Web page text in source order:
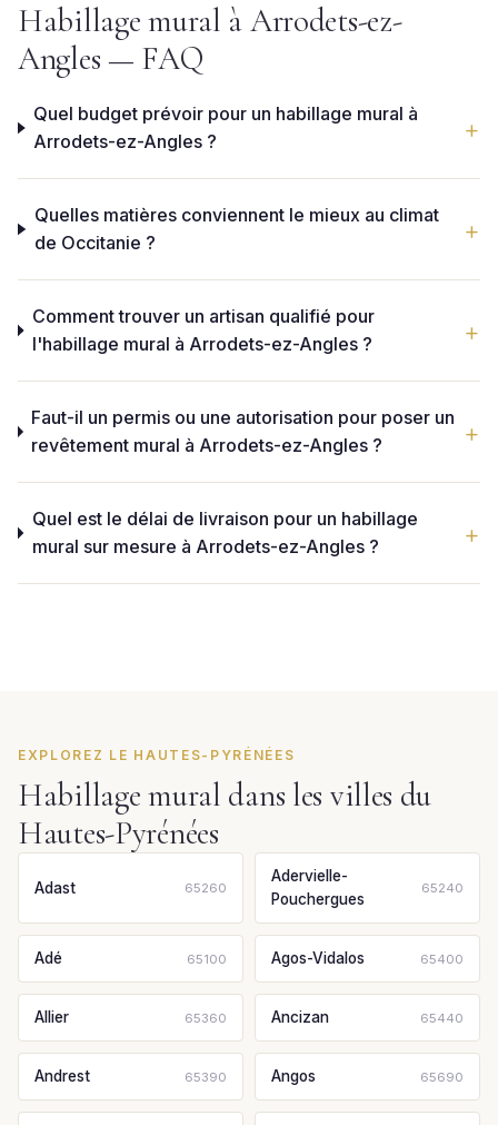
Habillage mural à Arrodets-ez-
Angles — FAQ
Quel budget prévoir pour un habillage mural à
Arrodets-ez-Angles ?
Quelles matières conviennent le mieux au climat
de Occitanie ?
Comment trouver un artisan qualifié pour
l'habillage mural à Arrodets-ez-Angles ?
Faut-il un permis ou une autorisation pour poser un
revêtement mural à Arrodets-ez-Angles ?
Quel est le délai de livraison pour un habillage
mural sur mesure à Arrodets-ez-Angles ?
EXPLOREZ LE HAUTES-PYRÉNÉES
Habillage mural dans les villes du
Hautes-Pyrénées
Adast 65260
Adervielle-
Pouchergues
65240
Adé 65100 Agos-Vidalos 65400
Allier 65360 Ancizan 65440
Andrest 65390 Angos 65690